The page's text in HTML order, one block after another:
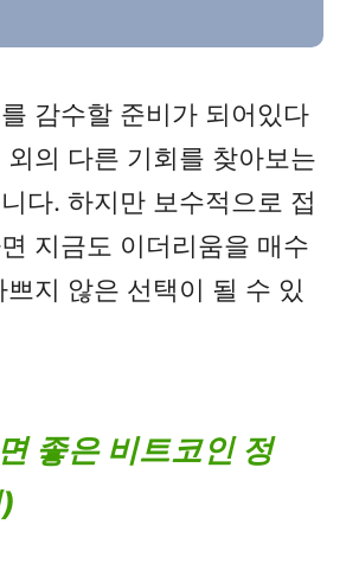
감수할 준비가 되어있다
외의 다른 기회를 찾아보는
다. 하지만 보수적으로 접
지금도 이더리움을 매수
지 않은 선택이 될 수 있
좋은 비트코인 정